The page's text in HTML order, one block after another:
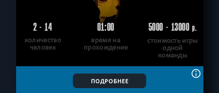
2 - 14
количество
человек
01:00
время на
прохождение
5000 - 13000р.
стоимость игры
одной
команды
ПОДРОБНЕЕ